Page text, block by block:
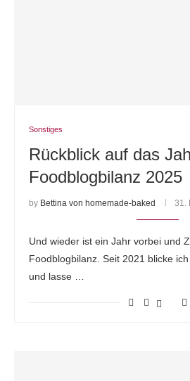
Sonstiges
Rückblick auf das
Foodblogbilanz 2025
by Bettina von homemade-baked 31.
Und wieder ist ein Jahr vorbei und
Foodblogbilanz. Seit 2021 blicke
und lasse …